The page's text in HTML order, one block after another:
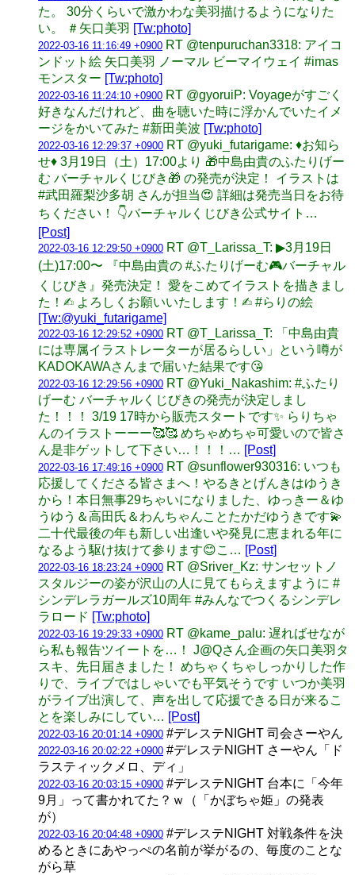
た。 30分くらいで激かわな美羽描けるようになりた
い。 ＃矢口美羽 [Tw:photo]
2022-03-16 11:16:49 +0900 RT @tenpuruchan3318: アイコ
ンドット絵 矢口美羽 ノーマル ビーマイウェイ #imas
モンスター [Tw:photo]
2022-03-16 11:24:10 +0900 RT @gyoruiP: Voyageがすごく
好きなんだけれど、曲を聴いた時に浮かんでいたイメ
ージをかいてみた #新田美波 [Tw:photo]
2022-03-16 12:29:37 +0900 RT @yuki_futarigame: ♦️お知ら
せ♦️ 3月19日（土）17:00より 🎁中島由貴のふたりげー
む バーチャルくじびき🎁 の発売が決定！ イラストは
#武田羅梨沙多胡 さんが担当😍 詳細は発売当日をお待
ちください！ 👇バーチャルくじびき公式サイト…
[Post]
2022-03-16 12:29:50 +0900 RT @T_Larissa_T: ▶3月19日
(土)17:00〜 『中島由貴の #ふたりげーむ🎮バーチャル
くじびき』発売決定！ 愛をこめてイラストを描きまし
た！✍︎ よろしくお願いいたします！✍︎ #らりの絵
[Tw:@yuki_futarigame]
2022-03-16 12:29:52 +0900 RT @T_Larissa_T: 「中島由貴
には専属イラストレーターが居るらしい」という噂が
KADOKAWAさんまで届いた結果です😘
2022-03-16 12:29:56 +0900 RT @Yuki_Nakashim: #ふたり
げーむ バーチャルくじびきの発売が決定しまし
た！！！ 3/19 17時から販売スタートです✨ らりちゃ
んのイラストーーー🥰🥰 めちゃめちゃ可愛いので皆さ
ん是非ゲットして下さい…！！！… [Post]
2022-03-16 17:49:16 +0900 RT @sunflower930316: いつも
応援してくださる皆さまへ！やるきとげんきはゆうき
から！本日無事29ちゃいになりました、ゆっきー＆ゆ
うゆう＆高田氏＆わんちゃんことたかだゆうきです💫
二十代最後の年も新しい出逢いや発見に恵まれる年に
なるよう駆け抜けて参ります😊こ… [Post]
2022-03-16 18:23:24 +0900 RT @Sriver_Kz: サンセットノ
スタルジーの姿が沢山の人に見てもらえますように #
シンデレラガールズ10周年 #みんなでつくるシンデレ
ラロード [Tw:photo]
2022-03-16 19:29:33 +0900 RT @kame_palu: 遅ればせなが
ら私も報告ツイートを…！ J@Qさん企画の矢口美羽タ
スキ、先日届きました！ めちゃくちゃしっかりした作
りで、ライブではしゃいでも平気そうです いつか美羽
がライブ出演して、声を出して応援できる日が来るこ
とを楽しみにしてい… [Post]
2022-03-16 20:01:14 +0900 #デレステNIGHT 司会さーやん
2022-03-16 20:02:22 +0900 #デレステNIGHT さーやん「ド
ラスティックメロ、ディ」
2022-03-16 20:03:15 +0900 #デレステNIGHT 台本に「今年
9月」って書かれてた？ｗ（「かぼちゃ姫」の発表
が）
2022-03-16 20:04:48 +0900 #デレステNIGHT 対戦条件を決
めるときにあやっぺの名前が挙がるの、毎度のことな
がら草